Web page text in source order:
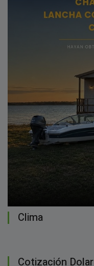
Clima
Cotización Dolar